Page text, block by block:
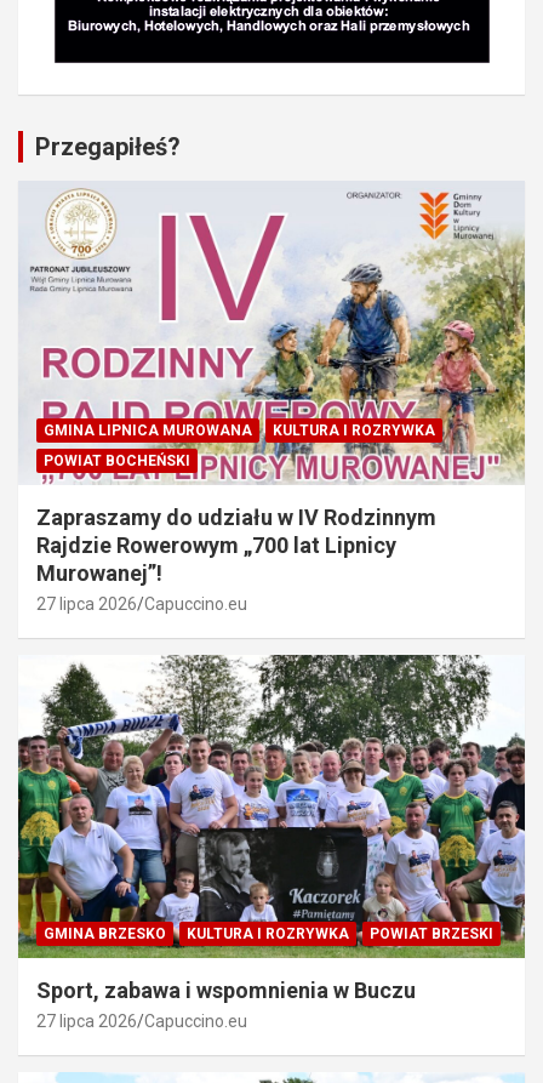
Przegapiłeś?
GMINA LIPNICA MUROWANA
KULTURA I ROZRYWKA
POWIAT BOCHEŃSKI
Zapraszamy do udziału w IV Rodzinnym
Rajdzie Rowerowym „700 lat Lipnicy
Murowanej”!
27 lipca 2026 Capuccino.eu
GMINA BRZESKO KULTURA I ROZRYWKA POWIAT BRZESKI
Sport, zabawa i wspomnienia w Buczu
27 lipca 2026 Capuccino.eu